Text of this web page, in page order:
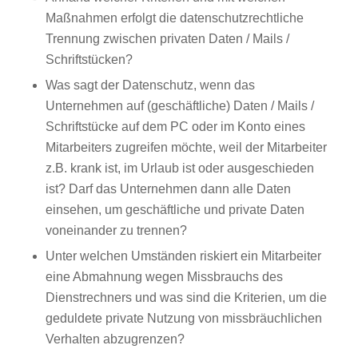
Maßnahmen erfolgt die datenschutzrechtliche
Trennung zwischen privaten Daten / Mails /
Schriftstücken?
Was sagt der Datenschutz, wenn das
Unternehmen auf (geschäftliche) Daten / Mails /
Schriftstücke auf dem PC oder im Konto eines
Mitarbeiters zugreifen möchte, weil der Mitarbeiter
z.B. krank ist, im Urlaub ist oder ausgeschieden
ist? Darf das Unternehmen dann alle Daten
einsehen, um geschäftliche und private Daten
voneinander zu trennen?
Unter welchen Umständen riskiert ein Mitarbeiter
eine Abmahnung wegen Missbrauchs des
Dienstrechners und was sind die Kriterien, um die
geduldete private Nutzung von missbräuchlichen
Verhalten abzugrenzen?